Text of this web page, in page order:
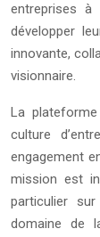
entreprises
développer
innovante,
visionnaire.
La
culture
engagement
mission est
particulier
domaine de